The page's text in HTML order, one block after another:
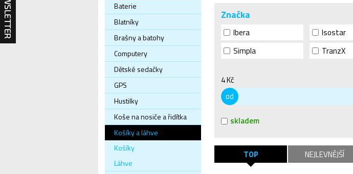
Baterie
Blatníky
Brašny a batohy
Computery
Dětské sedačky
GPS
Hustilky
Koše na nosiče a řidítka
Košíky a láhve
Košíky
Láhve
Značka
Ibera Isostar
Simpla
TranzX
4 Kč
od
skladem
TOP NEJLEVNĚJŠÍ